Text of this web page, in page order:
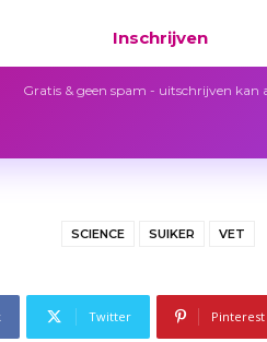
Inschrijven
Gratis & geen spam - uitschrijven kan
SCIENCE SUIKER VET
Twitter Pinterest